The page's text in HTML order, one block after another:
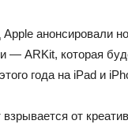
Apple анонсировали
— ARKit, которая
года на iPad и
от